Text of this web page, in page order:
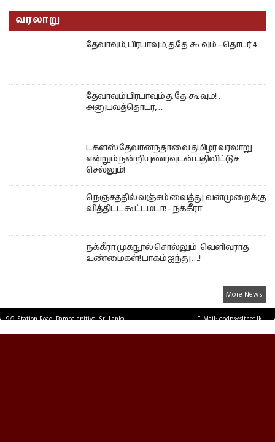
வரலாறு
தேவாவும், பிரபாவும், த.தே. கூ வும் – தொடர் 4
தேவாவும் பிரபாவும் த. தே. கூ வும்!…
அனுபவத்தொடர்,….
டக்ளஸ் தேவானந்தாவை தமிழர் வரலாறு
என்றும் நன்றியுணர்வுடன் பதிவிட்டுச்
செல்லும்!
நெஞ்சத்தில் வஞ்சம் வைத்து வன்முறைக்கு
வித்திட்ட கூட்டமடா! – நக்கீரா
நக்கீரா முகநூல் சொல்லும் வெளிவராத
உண்மைகள்! பாகம் ஐந்து ….!
More News
9/3, Station Road, Bambalapitiya, Sri Lanka.
E-Mail: epdp@sltnet.lk